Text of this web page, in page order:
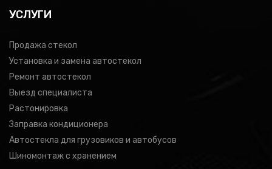
УСЛУГИ
Продажа стекол
Установка и замена автостекол
Ремонт автостекол
Выезд специалиста
Растонировка
Заправка кондиционера
Автостекла для грузовиков и автобусов
Шиномонтаж с хранением